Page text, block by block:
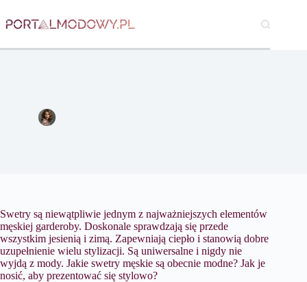
do
treści
Swetry są niewątpliwie jednym z najważniejszych elementów
męskiej garderoby. Doskonale sprawdzają się przede
wszystkim jesienią i zimą. Zapewniają ciepło i stanowią dobre
uzupełnienie wielu stylizacji. Są uniwersalne i nigdy nie
wyjdą z mody. Jakie swetry męskie są obecnie modne? Jak je
nosić, aby prezentować się stylowo?